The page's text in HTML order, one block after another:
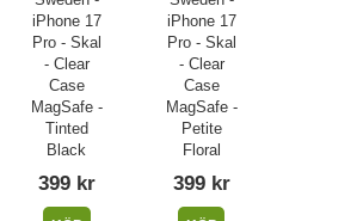
iPhone 17
Pro - Skal
- Clear
Case
MagSafe -
Tinted
Black
399 kr
iPhone 17
Pro - Skal
- Clear
Case
MagSafe -
Petite
Floral
399 kr